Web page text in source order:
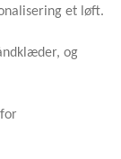
et løft.
og